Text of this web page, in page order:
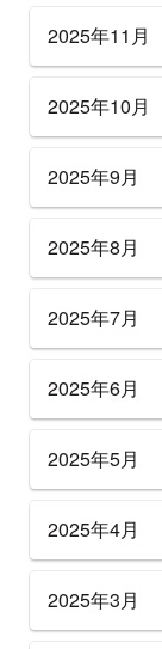
2025年11月
2025年10月
2025年9月
2025年8月
2025年7月
2025年6月
2025年5月
2025年4月
2025年3月